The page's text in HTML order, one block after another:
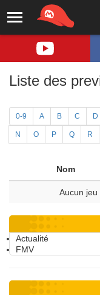
Liste des
0-9 A B C D
N O P Q R
Nom
Aucun jeu
Actualité
FMV